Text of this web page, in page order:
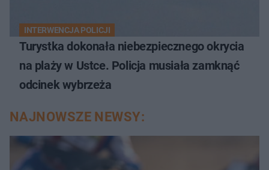
INTERWENCJA POLICJI
Turystka dokonała niebezpiecznego okrycia
na plaży w Ustce. Policja musiała zamknąć
odcinek wybrzeża
NAJNOWSZE NEWSY: